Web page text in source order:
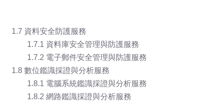
1.7 資料安全防護服務
1.7.1 資料庫安全管理與防護服務
1.7.2 電子郵件安全管理與防護服務
1.8 數位鑑識採證與分析服務
1.8.1 電腦系統鑑識採證與分析服務
1.8.2 網路鑑識採證與分析服務